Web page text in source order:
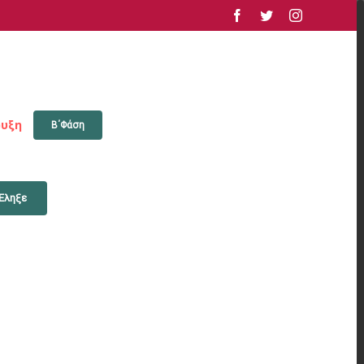
facebook
twitterinstagram
Β΄Φάση